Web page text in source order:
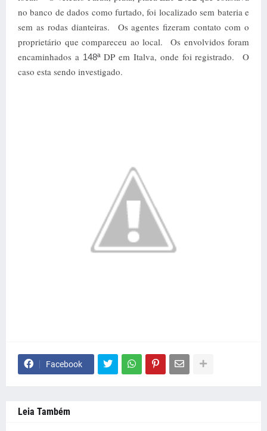
no banco de dados como furtado, foi localizado sem bateria e
sem as rodas dianteiras. Os agentes fizeram contato com o
proprietário que compareceu ao local. Os envolvidos foram
encaminhados a 148ªDP em Italva, onde foi registrado. O
caso esta sendo investigado.
Facebook
Leia Também